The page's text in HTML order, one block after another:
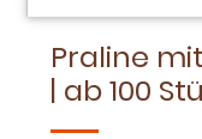
Praline
| ab 100